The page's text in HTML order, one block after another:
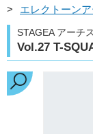
>
エレクトーン
STAGEA アーチ
Vol.27 T-